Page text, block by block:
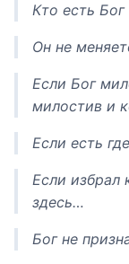
Кто есть
Он не
Если Бог
милостив и
Если есть
Если избрал
здесь…
Бог не